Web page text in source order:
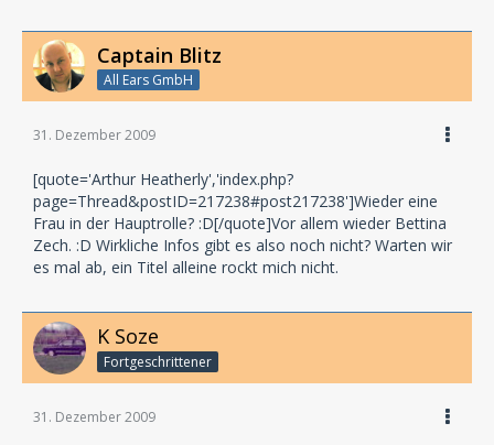
Captain Blitz
All Ears GmbH
31. Dezember 2009
[quote='Arthur Heatherly','index.php?
page=Thread&postID=217238#post217238']Wieder eine
Frau in der Hauptrolle? :D[/quote]Vor allem wieder Bettina
Zech. :D Wirkliche Infos gibt es also noch nicht? Warten wir
es mal ab, ein Titel alleine rockt mich nicht.
K Soze
Fortgeschrittener
31. Dezember 2009